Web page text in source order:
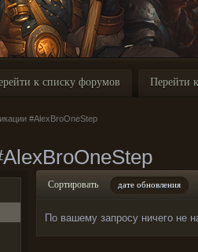
к списку форумов Перейти
#AlexBroOneStep
Сортировать дате обновления
По вашему запросу ничего не